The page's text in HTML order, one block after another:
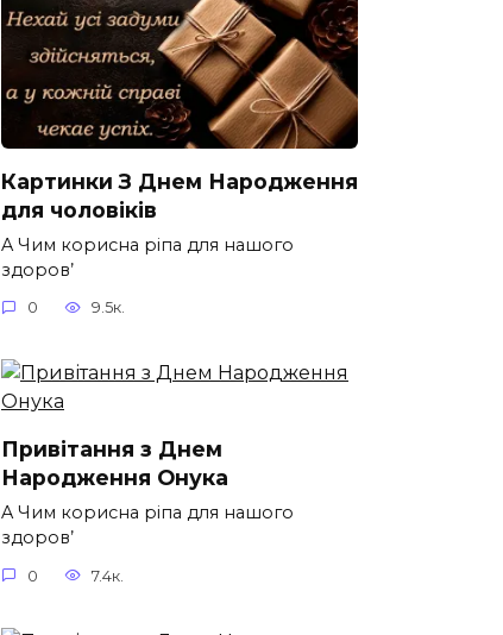
Картинки З Днем Народження
для чоловіків​
A Чим корисна ріпа для нашого
здоров’
0 9.5к.
Привітання з Днем
Народження Онука
A Чим корисна ріпа для нашого
здоров’
0 7.4к.